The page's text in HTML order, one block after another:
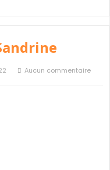
Aucun commentaire